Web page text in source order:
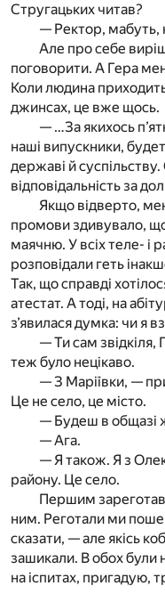
Стругацьких читав?
— Ректор, мабуть,
Але про себе
поговорити. А Гера
Коли людина
джинсах, це вже щось.
— …За якихось
наші випускники,
державі й
відповідальність за
Якщо відверто,
промови здивувало,
маячню. У всіх теле- і
розповідали геть
Так, що справді
атестат. А тоді, на
з’явилася думка: чи я
— Ти сам
теж було нецікаво.
— З Маріївки, —
Це не село, це місто.
— Будеш в общазі
— Ага.
— Я також. Я з
району. Це село.
Першим
ним. Реготали ми
сказати, — але якісь
зашикали. В обох були
на іспитах, пригадую,